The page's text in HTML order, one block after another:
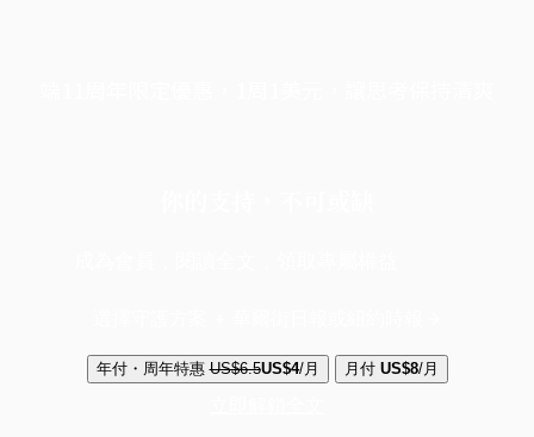
年付・周年特惠 US$6.5US$4/月 月付 US$8/月